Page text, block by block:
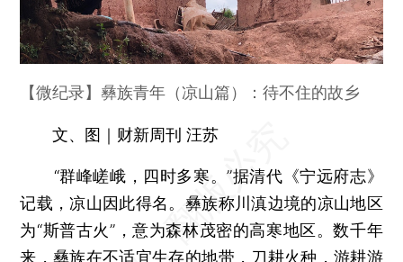
【微纪录】彝族青年（凉山篇）：待不住的故乡
文、图｜财新周刊 汪苏
“群峰嵯峨，四时多寒。”据清代《宁远府志》
记载，凉山因此得名。彝族称川滇边境的凉山地区
为“斯普古火”，意为森林茂密的高寒地区。数千年
来，彝族在不适宜生存的地带，刀耕火种，游耕游